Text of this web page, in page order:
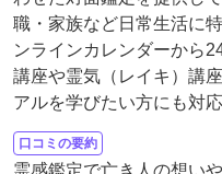
職・家族など日常生活に
ンラインカレンダーから
講座や霊気（レイキ）講
アルを学びたい方にも対
口コミの要約
霊感鑑定で亡き人の想い